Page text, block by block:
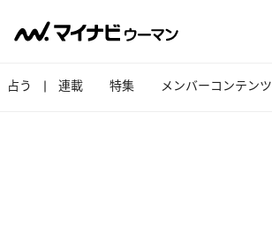
占う 連載 特集 メンバーコンテンツ